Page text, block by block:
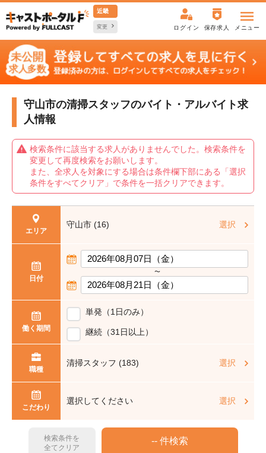
近畿
変更 ログイン 保存求人 メニュー
守山市の清掃スタッフのバイト・アルバイト求
人情報
検索条件に該当する求人がありませんでした。検索条件を
変更して再度検索をお願いします。
また、全求人を対象にする場合は条件欄下部にある「選択
条件をすべてクリア」で条件を一括クリアできます。
エリア
守山市 (16) 選択
日付
〜
働く期間
単発（1日のみ）
継続（31日以上）
職種
清掃スタッフ (183) 選択
こだわり
選択してください 選択
検索条件を
全てクリア